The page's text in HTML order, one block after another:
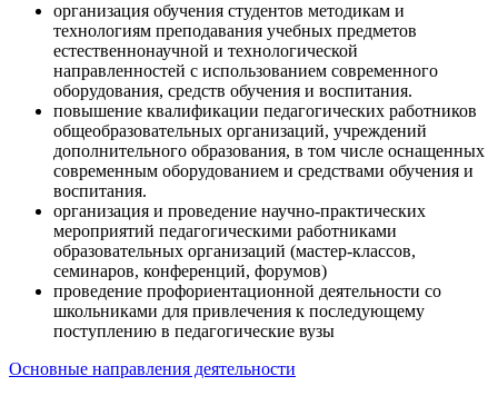
организация обучения студентов методикам и
технологиям преподавания учебных предметов
естественнонаучной и технологической
направленностей с использованием современного
оборудования, средств обучения и воспитания.
повышение квалификации педагогических работников
общеобразовательных организаций, учреждений
дополнительного образования, в том числе оснащенных
современным оборудованием и средствами обучения и
воспитания.
организация и проведение научно-практических
мероприятий педагогическими работниками
образовательных организаций (мастер-классов,
семинаров, конференций, форумов)
проведение профориентационной деятельности со
школьниками для привлечения к последующему
поступлению в педагогические вузы
Основные направления деятельности